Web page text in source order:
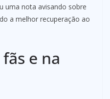
uma nota avisando sobre
a melhor recuperação ao
e na